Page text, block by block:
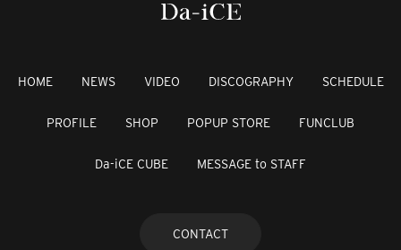
HOME NEWS VIDEO DISCOGRAPHY SCHEDULE
PROFILE SHOP POPUP STORE FUNCLUB
Da-iCE CUBE MESSAGE to STAFF
CONTACT